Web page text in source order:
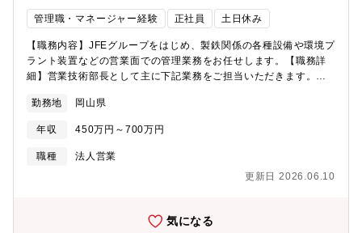
す。スピーディーな海上輸送により、世界中どこでも対応が可能
です。■大きなものを動かすグローバル展開（競争力）…海外合弁
ています。製作技術教育実習、設計技術者の社内勤務人材交流、
育成後はグループ提携先へ参加いただいています。
管理職・マネージャー経験 正社員 土日休み
【職務内容】JFEグループをはじめ、製鉄関係の各種設備や環境プ
ラント装置などの営業面での管理業務をお任せします。【職務詳
細】営業技術部長として主に下記業務をご担当いただきます。※
す。■得意先との窓口業務■営業、打ち合わせ、見積作成、原価計
算、件名管理■大連工事及び部内マネジメント全般■作業指示・工
程管理■高齢となった元社長の人脈及び技術の継承同社では、10年
後を見据えて新しい分野に事業展開を進めています。本業である
せて新事業にも携わっていただきたいと思います。【魅力】岡山
る品質差を出さない教育体制から入念な品質チェック、ミーティ
ングによる課題共有と、培ってきた高度技術のさらなる向上に向
勤務地 岡山県
年収 450万円～700万円
職種
法人営業
更新日 2026.06.10
気になる